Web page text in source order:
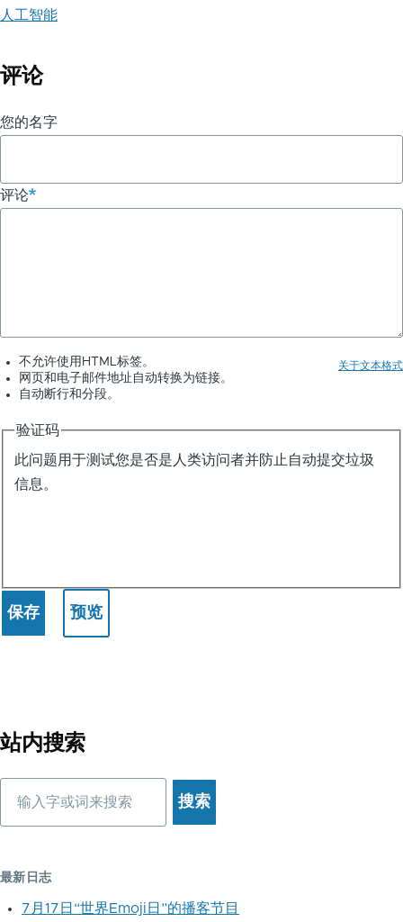
人工智能
评论
您的名字
评论
关于文本格式
不允许使用HTML标签。
网页和电子邮件地址自动转换为链接。
自动断行和分段。
验证码
此问题用于测试您是否是人类访问者并防止自动提交垃圾
信息。
站内搜索
最新日志
7月17日“世界Emoji日”的播客节目